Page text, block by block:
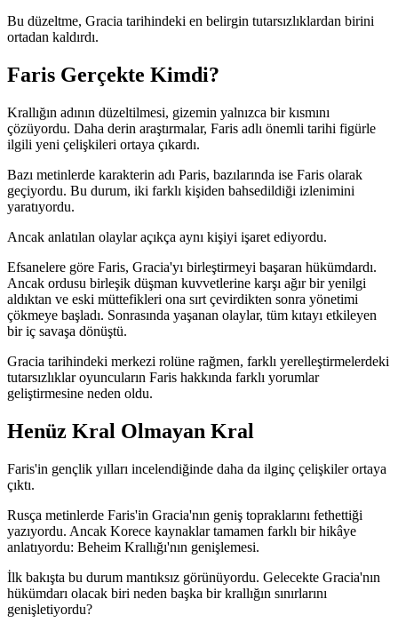
Bu düzeltme, Gracia tarihindeki en belirgin tutarsızlıklardan birini
ortadan kaldırdı.
Faris Gerçekte Kimdi?
Krallığın adının düzeltilmesi, gizemin yalnızca bir kısmını
çözüyordu. Daha derin araştırmalar, Faris adlı önemli tarihi figürle
ilgili yeni çelişkileri ortaya çıkardı.
Bazı metinlerde karakterin adı Paris, bazılarında ise Faris olarak
geçiyordu. Bu durum, iki farklı kişiden bahsedildiği izlenimini
yaratıyordu.
Ancak anlatılan olaylar açıkça aynı kişiyi işaret ediyordu.
Efsanelere göre Faris, Gracia'yı birleştirmeyi başaran hükümdardı.
Ancak ordusu birleşik düşman kuvvetlerine karşı ağır bir yenilgi
aldıktan ve eski müttefikleri ona sırt çevirdikten sonra yönetimi
çökmeye başladı. Sonrasında yaşanan olaylar, tüm kıtayı etkileyen
bir iç savaşa dönüştü.
Gracia tarihindeki merkezi rolüne rağmen, farklı yerelleştirmelerdeki
tutarsızlıklar oyuncuların Faris hakkında farklı yorumlar
geliştirmesine neden oldu.
Henüz Kral Olmayan Kral
Faris'in gençlik yılları incelendiğinde daha da ilginç çelişkiler ortaya
çıktı.
Rusça metinlerde Faris'in Gracia'nın geniş topraklarını fethettiği
yazıyordu. Ancak Korece kaynaklar tamamen farklı bir hikâye
anlatıyordu: Beheim Krallığı'nın genişlemesi.
İlk bakışta bu durum mantıksız görünüyordu. Gelecekte Gracia'nın
hükümdarı olacak biri neden başka bir krallığın sınırlarını
genişletiyordu?